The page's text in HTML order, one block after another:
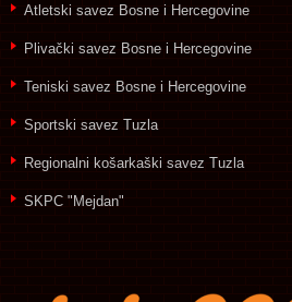
Atletski savez Bosne i Hercegovine
Plivački savez Bosne i Hercegovine
Teniski savez Bosne i Hercegovine
Sportski savez Tuzla
Regionalni košarkaški savez Tuzla
SKPC "Mejdan"